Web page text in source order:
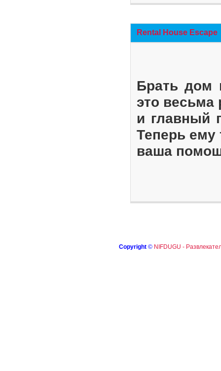
Rental House Escape
Брать дом
это весьма
и главный
Теперь ему
ваша
Copyright © NIFDUGU -